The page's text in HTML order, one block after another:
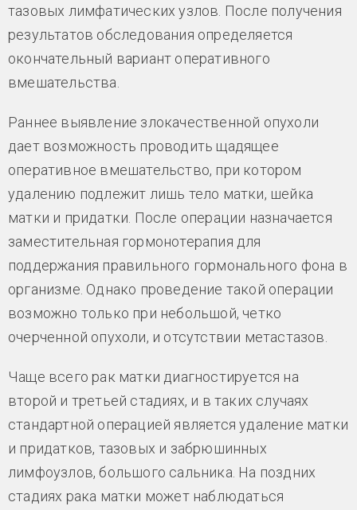
тазовых лимфатических узлов. После получения
результатов обследования определяется
окончательный вариант оперативного
вмешательства.
Раннее выявление злокачественной опухоли
дает возможность проводить щадящее
оперативное вмешательство, при котором
удалению подлежит лишь тело матки, шейка
матки и придатки. После операции назначается
заместительная гормонотерапия для
поддержания правильного гормонального фона в
организме. Однако проведение такой операции
возможно только при небольшой, четко
очерченной опухоли, и отсутствии метастазов.
Чаще всего рак матки диагностируется на
второй и третьей стадиях, и в таких случаях
стандартной операцией является удаление матки
и придатков, тазовых и забрюшинных
лимфоузлов, большого сальника. На поздних
стадиях рака матки может наблюдаться